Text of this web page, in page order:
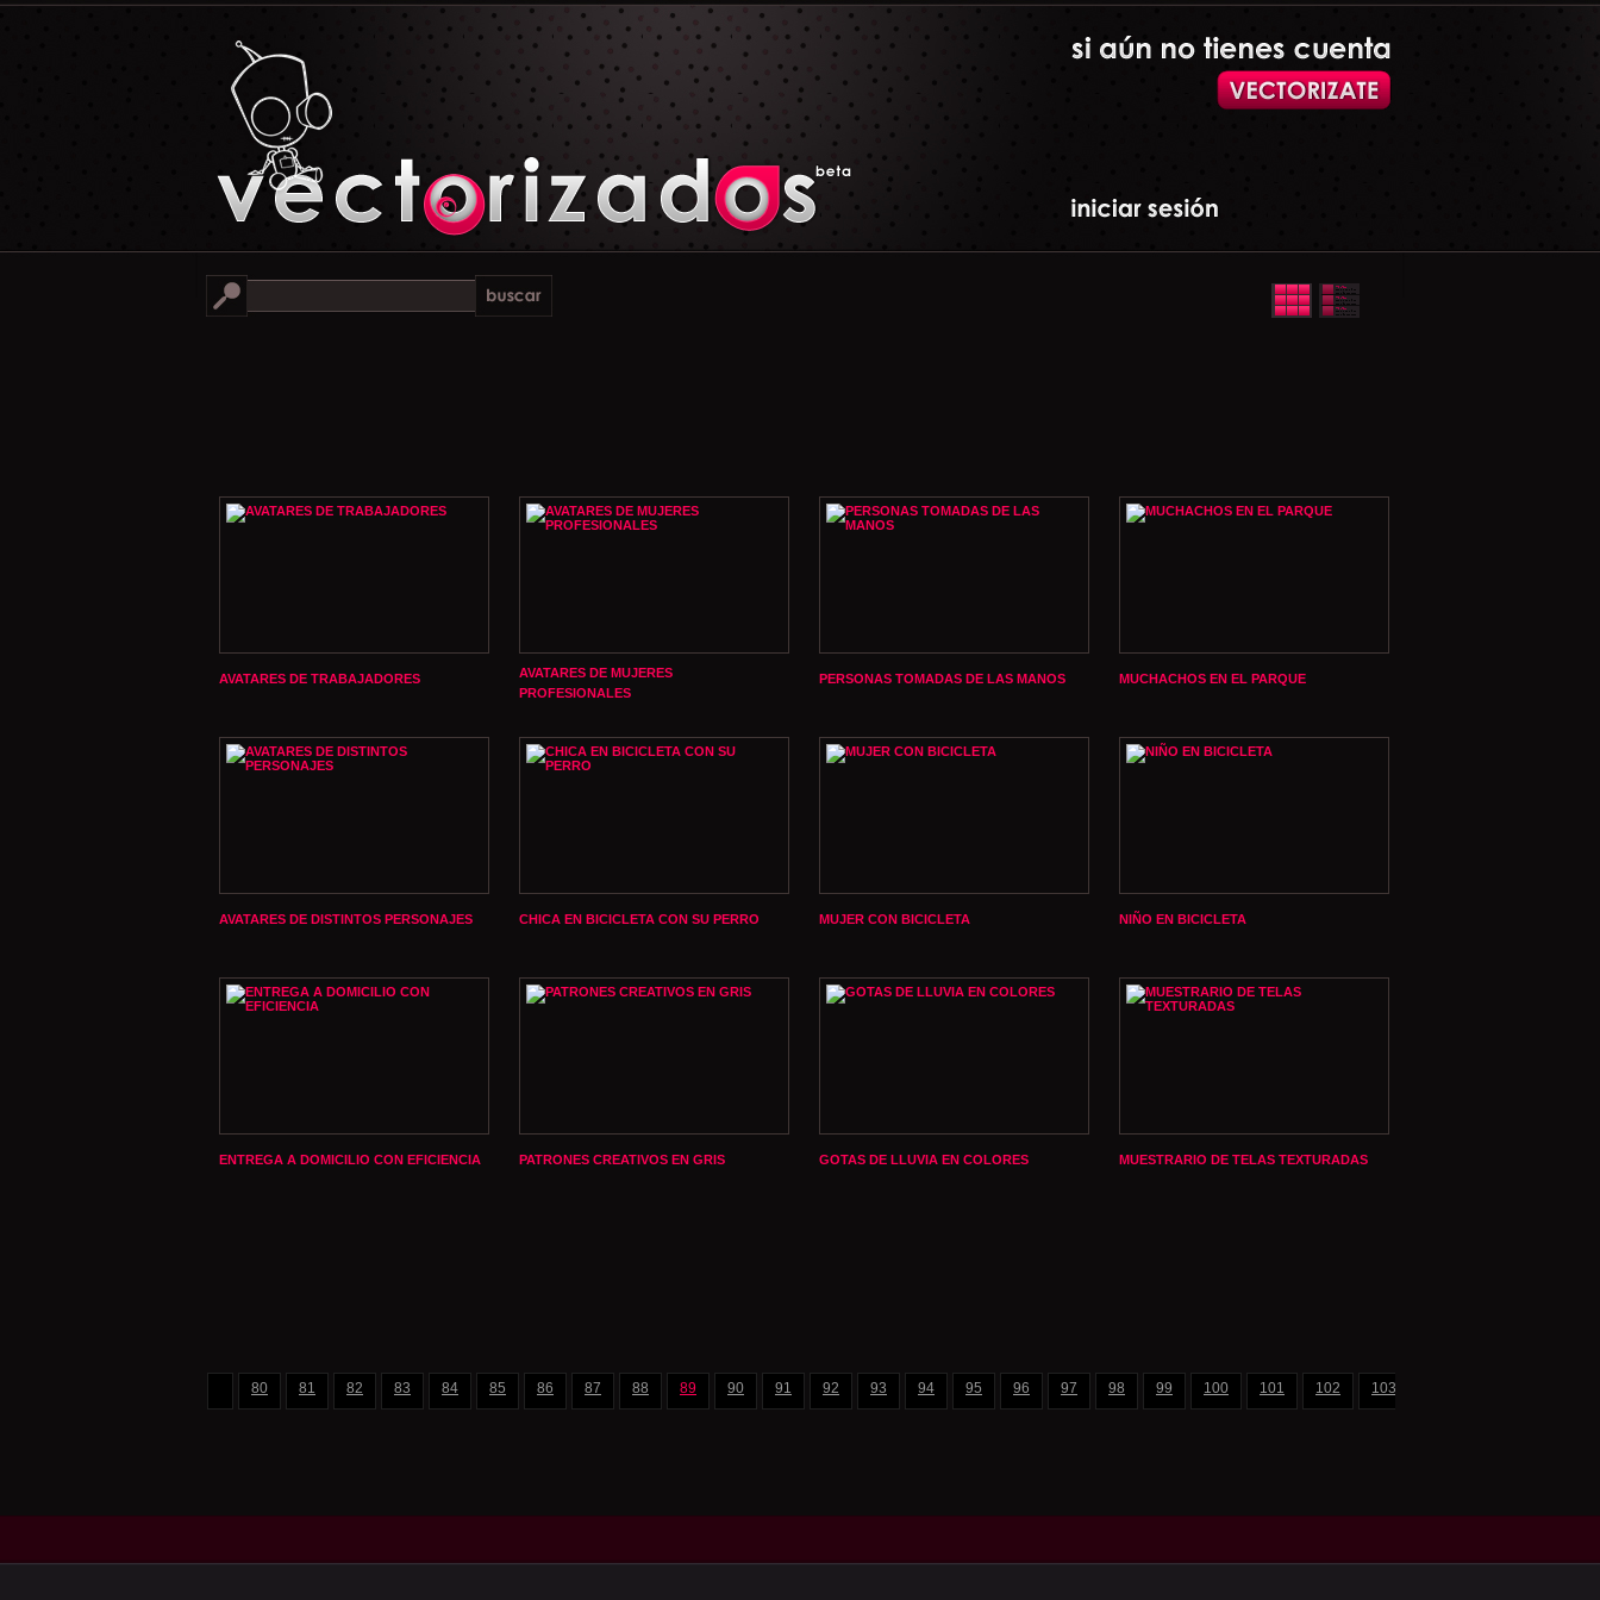
AVATARES DE TRABAJADORES
AVATARES DE MUJERES
PROFESIONALES
PERSONAS TOMADAS DE LAS MANOS MUCHACHOS EN EL PARQUE
AVATARES DE DISTINTOS PERSONAJES CHICA EN BICICLETA CON SU PERRO MUJER CON BICICLETA NIÑO EN BICICLETA
ENTREGA A DOMICILIO CON EFICIENCIA PATRONES CREATIVOS EN GRIS GOTAS DE LLUVIA EN COLORES MUESTRARIO DE TELAS TEXTURADAS
80 81 82 83 84 85 86 87 88 89 90 91 92 93 94 95 96 97 98 99 100 101 102 103